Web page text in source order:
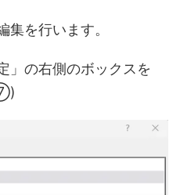
集を行います。
」の右側のボックスを